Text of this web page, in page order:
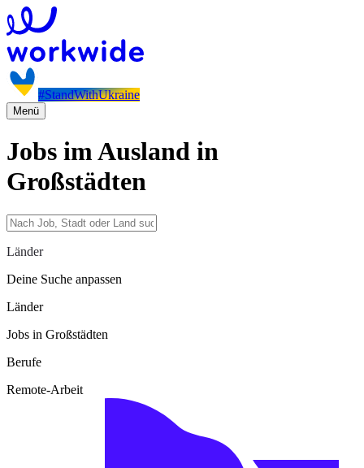
#StandWithUkraine
Menü
Jobs im Ausland in
Großstädten
Länder
Deine Suche anpassen
Länder
Jobs in Großstädten
Berufe
Remote-Arbeit